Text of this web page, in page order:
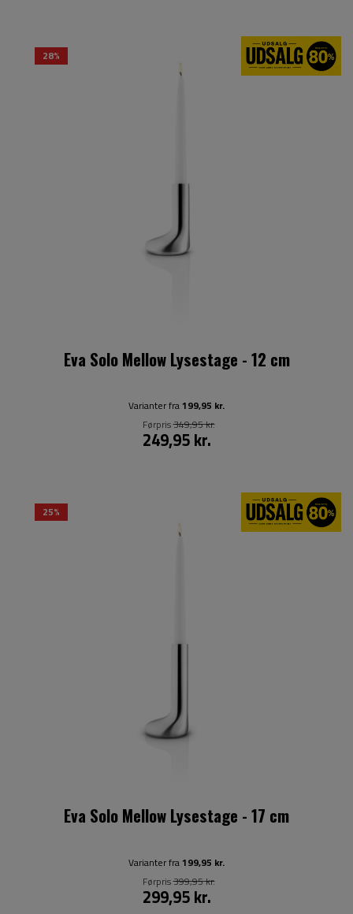
28%
Eva Solo Mellow Lysestage - 12 cm
Varianter fra 199,95 kr.
249,95 kr.
Førpris349,95 kr.
25%
Eva Solo Mellow Lysestage - 17 cm
Varianter fra 199,95 kr.
299,95 kr.
Førpris399,95 kr.